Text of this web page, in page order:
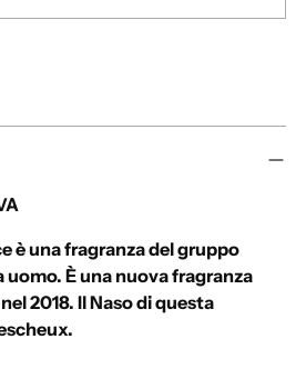
è una fragranza del gruppo
uomo. È una nuova fragranza
2018. Il Naso di questa